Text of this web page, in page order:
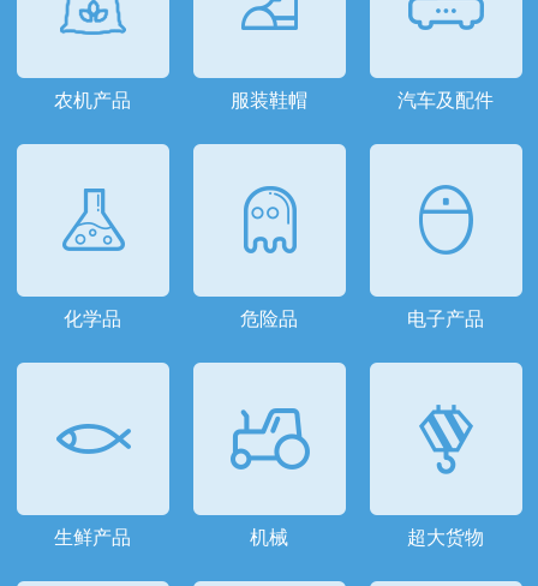
农机产品 服装鞋帽 汽车及配件
化学品 危险品 电子产品
生鲜产品 机械 超大货物